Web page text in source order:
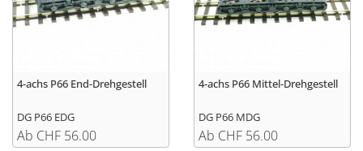
4-achs P66 End-Drehgestell
DG P66 EDG
Ab CHF 56.00
4-achs P66 Mittel-Drehgestell
DG P66 MDG
Ab CHF 56.00